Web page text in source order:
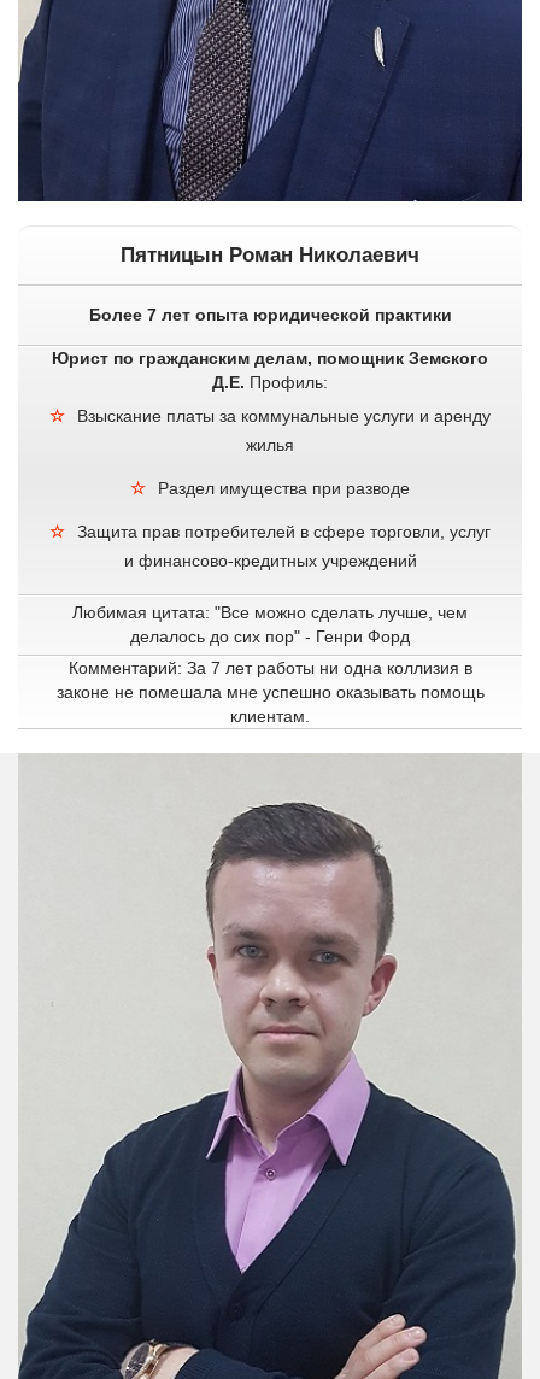
Пятницын Роман Николаевич
Более 7 лет опыта юридической практики
Юрист по гражданским делам, помощник Земского
Д.Е. Профиль:
Взыскание платы за коммунальные услуги и аренду
жилья
Раздел имущества при разводе
Защита прав потребителей в сфере торговли, услуг
и финансово-кредитных учреждений
Любимая цитата: "Все можно сделать лучше, чем
делалось до сих пор" - Генри Форд
Комментарий: За 7 лет работы ни одна коллизия в
законе не помешала мне успешно оказывать помощь
клиентам.